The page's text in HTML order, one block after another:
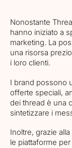
Nonostante
hanno iniziato a
marketing. La
una risorsa
i loro clienti.
I brand possono
offerte speciali,
dei thread è una
sintetizzare i
Inoltre, grazie
le piattaforme per